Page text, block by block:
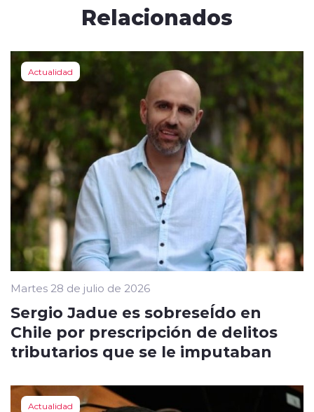
Relacionados
Actualidad
Martes 28 de julio de 2026
Sergio Jadue es sobreseÍdo en
Chile por prescripción de delitos
tributarios que se le imputaban
Actualidad